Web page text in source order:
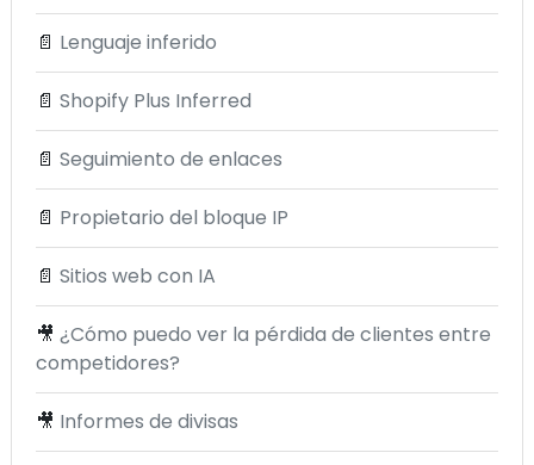
📄 Lenguaje inferido
📄 Shopify Plus Inferred
📄 Seguimiento de enlaces
📄 Propietario del bloque IP
📄 Sitios web con IA
🎥 ¿Cómo puedo ver la pérdida de clientes entre
competidores?
🎥 Informes de divisas